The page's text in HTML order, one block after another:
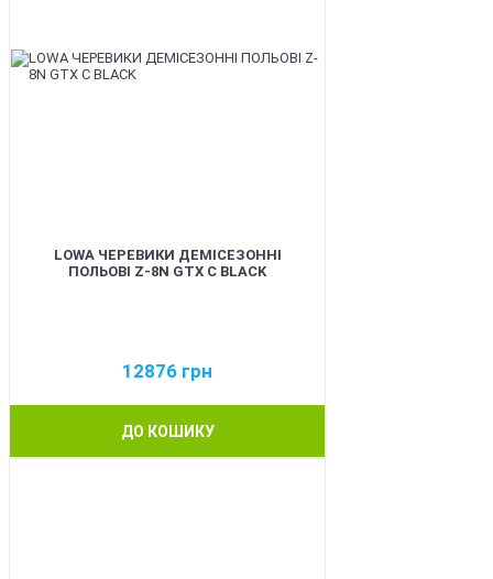
LOWA ЧЕРЕВИКИ ДЕМІСЕЗОННІ
ПОЛЬОВІ Z-8N GTX C BLACK
12876 грн
ДО КОШИКУ